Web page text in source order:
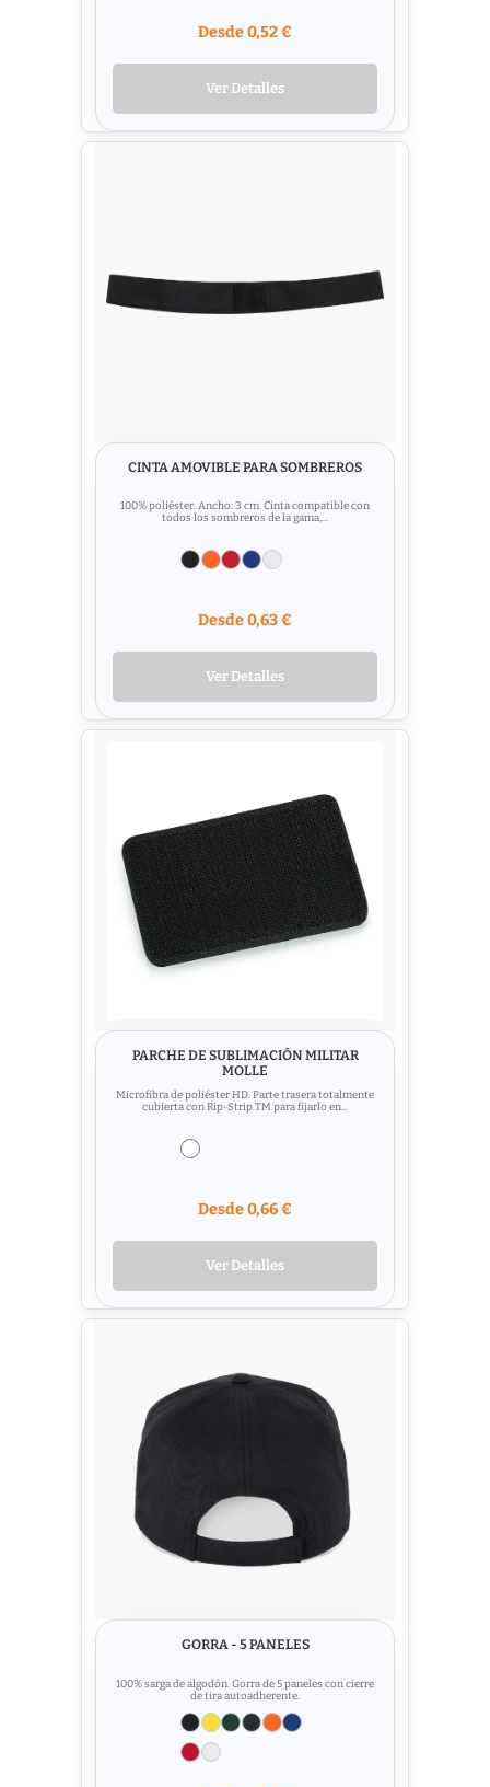
Desde 0,52 €
Ver Detalles
CINTA AMOVIBLE PARA SOMBREROS
100% poliéster. Ancho: 3 cm. Cinta compatible con
todos los sombreros de la gama,...
Desde 0,63 €
Ver Detalles
PARCHE DE SUBLIMACIÓN MILITAR
MOLLE
Microfibra de poliéster HD. Parte trasera totalmente
cubierta con Rip-Strip TM para fijarlo en...
Desde 0,66 €
Ver Detalles
GORRA - 5 PANELES
100% sarga de algodón. Gorra de 5 paneles con cierre
de tira autoadherente.